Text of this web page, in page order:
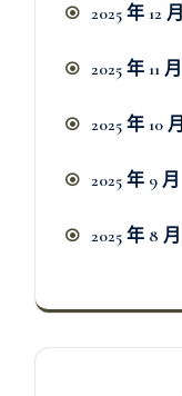
2025 年 12 月
2025 年 11 月
2025 年 10 月
2025 年 9 月
2025 年 8 月